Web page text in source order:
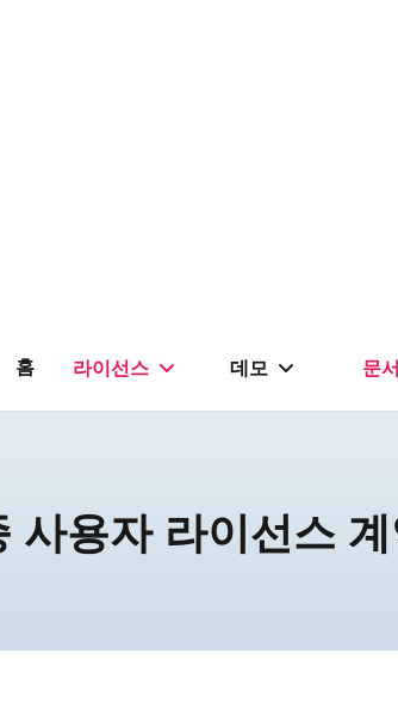
홈 라이선스 데모 문서
사용자 라이선스